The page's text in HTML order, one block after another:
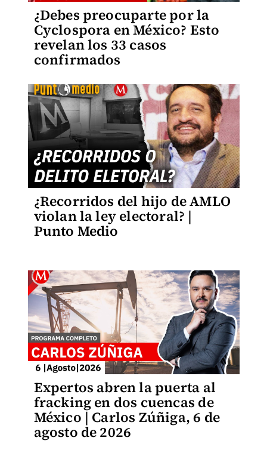
¿Debes preocuparte por la
Cyclospora en México? Esto
revelan los 33 casos
confirmados
¿Recorridos del hijo de AMLO
violan la ley electoral? |
Punto Medio
Expertos abren la puerta al
fracking en dos cuencas de
México | Carlos Zúñiga, 6 de
agosto de 2026